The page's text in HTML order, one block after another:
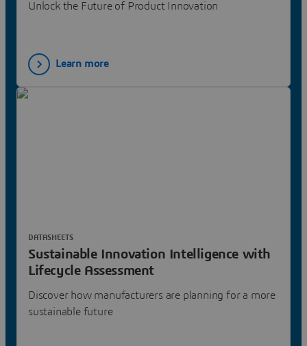
Unlock the Future of Product Innovation
Learn more
Sustainable Innovation Intelligence with
Lifecycle Assessment
Discover how manufacturers are planning for a more
sustainable future
DATASHEETS